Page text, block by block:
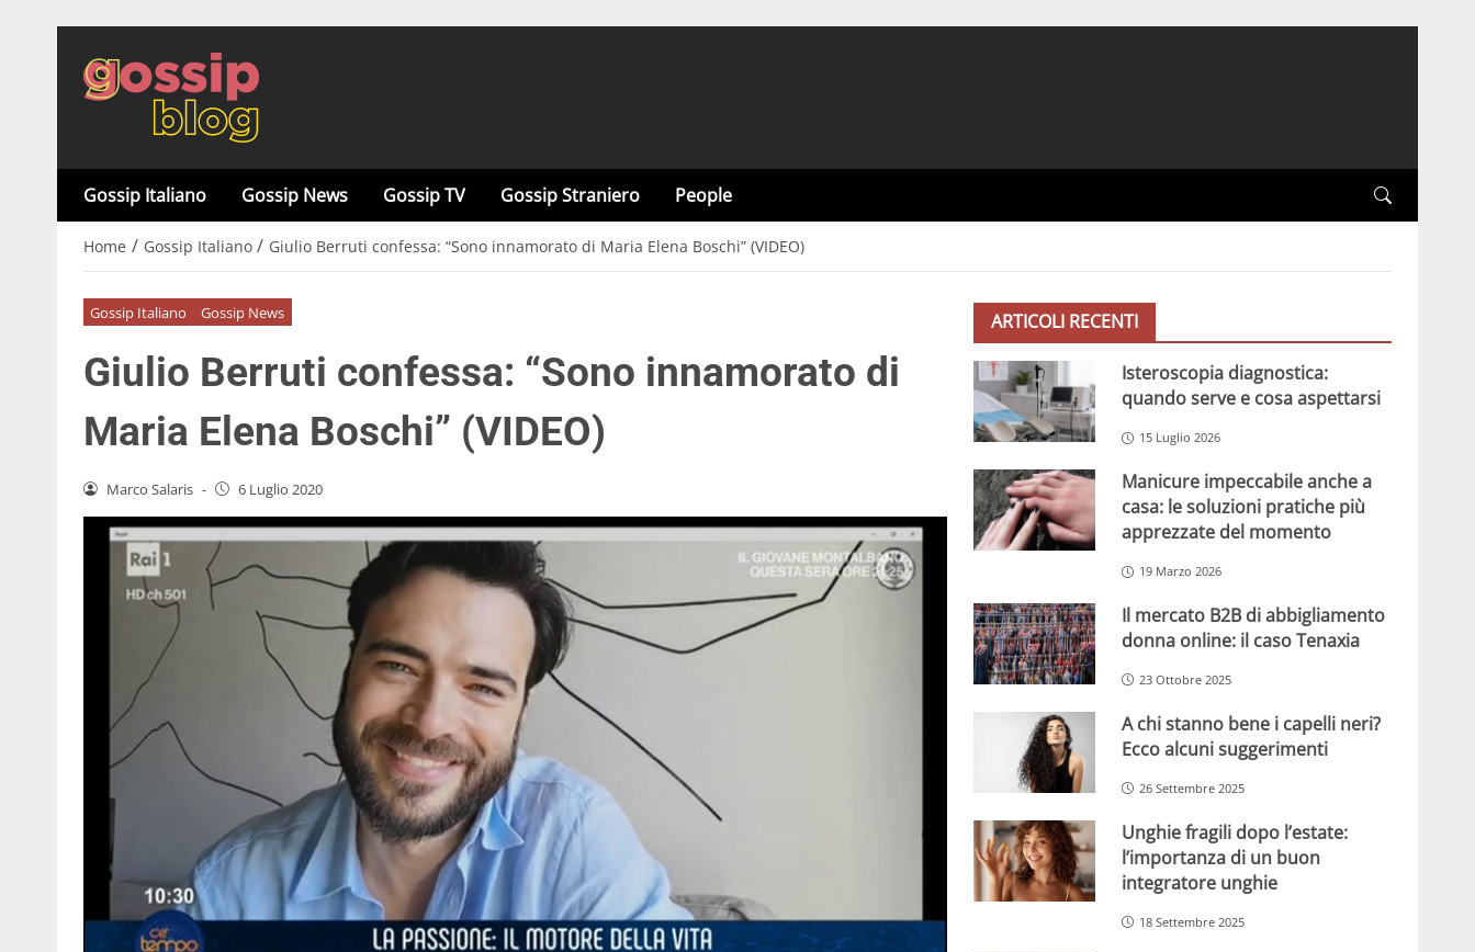
Gossip Italiano Gossip News Gossip TV Gossip Straniero People
Home / Gossip Italiano / Giulio Berruti confessa: “Sono innamorato di Maria Elena Boschi” (VIDEO)
Gossip Italiano Gossip News
Giulio Berruti confessa: “Sono innamorato di
Maria Elena Boschi” (VIDEO)
Marco Salaris - 6 Luglio 2020
ARTICOLI RECENTI
Isteroscopia diagnostica:
quando serve e cosa aspettarsi
15 Luglio 2026
Manicure impeccabile anche a
casa: le soluzioni pratiche più
apprezzate del momento
19 Marzo 2026
Il mercato B2B di abbigliamento
donna online: il caso Tenaxia
23 Ottobre 2025
A chi stanno bene i capelli neri?
Ecco alcuni suggerimenti
26 Settembre 2025
Unghie fragili dopo l’estate:
l’importanza di un buon
integratore unghie
18 Settembre 2025